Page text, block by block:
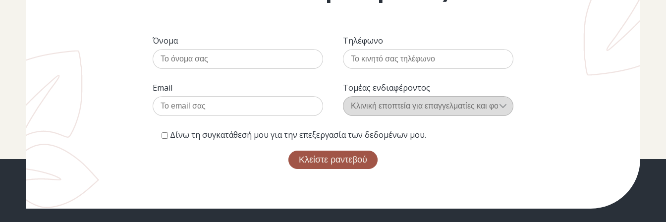
Όνομα Τηλέφωνο
Email Τομέας ενδιαφέροντος
Δίνω τη συγκατάθεσή μου για την επεξεργασία των δεδομένων μου.